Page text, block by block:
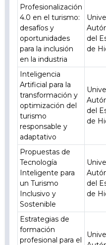
Profesionalización
4.0 en el turismo:
desafíos y
oportunidades
para la inclusión
en la industria
del
de
Inteligencia
Artificial para la
transformación y
optimización del
turismo
responsable y
adaptativo
del
de
Propuestas de
Tecnología
Inteligente para
un Turismo
Inclusivo y
Sostenible
del
de
Estrategias de
formación
profesional para el